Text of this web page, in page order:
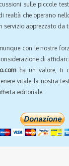
sulle piccole
realtà che operano
servizio apprezzato da
con le nostre
di
ha un valore, ti
vitale la nostra
editoriale.